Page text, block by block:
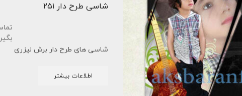
شاسی طرح دار ۲۵۱
شاسی های طرح دار برش لیزری
اطلاعات بیشتر